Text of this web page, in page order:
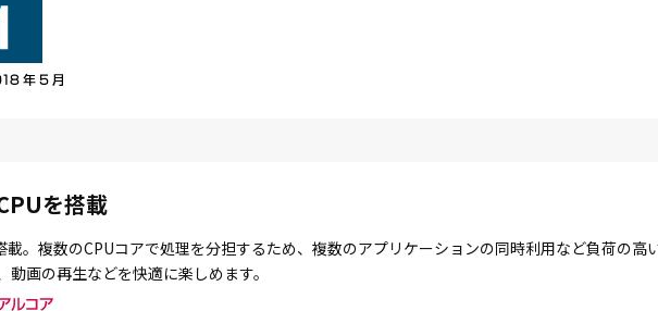
を搭載
。複数のCPUコアで処理を分担するため、複数のアプリケーションの同時利用など負荷の高
画の再生などを快適に楽しめます。